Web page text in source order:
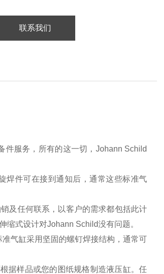
联系我们
件服务，所有的这一切，Johann Schild
件可在接到通知后，通常这些标准气
及任何联系，以客户的需求都包括此计
式设计对Johann Schild没有问题。
气缸采用坚固的螺钉焊接结构，通常可
据样品或您的图纸规格制造液压缸。任